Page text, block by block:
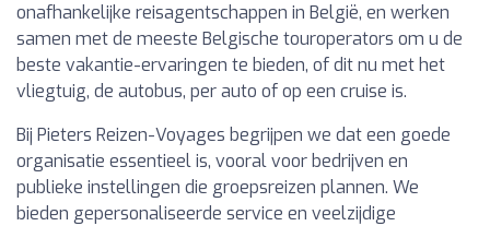
onafhankelijke reisagentschappen in België, en werken
samen met de meeste Belgische touroperators om u de
beste vakantie-ervaringen te bieden, of dit nu met het
vliegtuig, de autobus, per auto of op een cruise is.
Bij Pieters Reizen-Voyages begrijpen we dat een goede
organisatie essentieel is, vooral voor bedrijven en
publieke instellingen die groepsreizen plannen. We
bieden gepersonaliseerde service en veelzijdige